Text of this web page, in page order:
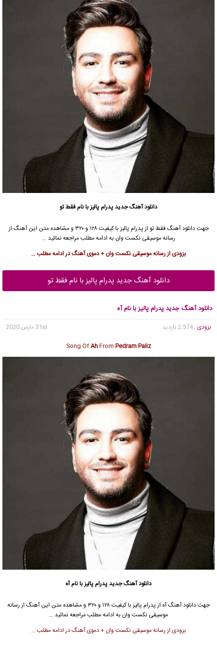
دانلود آهنگ جدیدپدرام پالیزبا نام فقط تو
جهت دانلود آهنگ فقط تو از پدرام پالیز
با کیفیت ۱۲۸ و ۳۲۰ و مشاهده متن این آهنگ از
رسانه موسیقی نکست وان به ادامه مطلب مراجعه نمائید …
بزودی از رسانه موسیقی نکست وان + دموی آهنگ در ادامه مطلب …
دانلود آهنگ جدید پدرام پالیز با نام فقط تو
دانلود آهنگ جدید پدرام پالیز با نام آه
بزودی , 2,574 بازدید
31st مارس 2020
Song OfAhFrom Pedram Paliz
دانلود آهنگ جدیدپدرام پالیز با نام آه
جهت دانلود آهنگ آه از پدرام پالیز با کیفیت ۱۲۸ و ۳۲۰ و مشاهده متن این آهنگ از رسانه
موسیقی نکست وان به ادامه مطلب مراجعه نمائید …
بزودی از رسانه موسیقی نکست وان + دموی آهنگ در ادامه مطلب …